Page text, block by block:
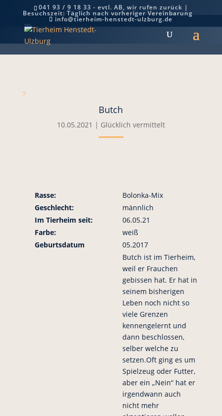
041 93 / 9 18 33 - evtl. AB, wir rufen zurück |
Besuchszeit: Täglich nach vorheriger Vereinbarung
info@tierheim-henstedt-ulzburg.de
Butch
7
Butch
10.05.2021 | Glücklich vermittelt
Rasse:
Bolonka-Mix
Geschlecht:
männlich
Im Tierheim seit:
06.05.21
Farbe:
weiß
Geburtsdatum
05.2017
Butch ist im Tierheim,
weil er Frauchen
gebissen hat. Er hat in
seinem bisherigen
Leben noch nicht so
viele Grenzen
kennengelernt und
dann beschlossen,
selber welche zu
setzen.Oft ging es um
Spielzeug oder Futter,
aber ein „Nein“ hat er
irgendwann auch
nicht mehr